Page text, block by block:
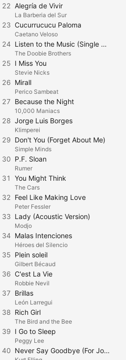
22 Alegría de Vivir
La Barberia del Sur
23 Cucurrucucu Paloma
Caetano Veloso
24 Listen to the Music (Single Version)
The Doobie Brothers
25 I Miss You
Stevie Nicks
26 Mirall
Perico Sambeat
27 Because the Night
10,000 Maniacs
28 Jorge Luis Borges
Klimperei
29 Don't You (Forget About Me)
Simple Minds
30 P.F. Sloan
Rumer
31 You Might Think
The Cars
32 Feel Like Making Love
Peter Fessler
33 Lady (Acoustic Version)
Modjo
34 Malas Intenciones
Héroes del Silencio
35 Plein soleil
Gilbert Bécaud
36 C'est La Vie
Robbie Nevil
37 Brillas
León Larregui
38 Rich Girl
The Bird and the Bee
39 I Go to Sleep
Peggy Lee
40 Never Say Goodbye (For Jodi)